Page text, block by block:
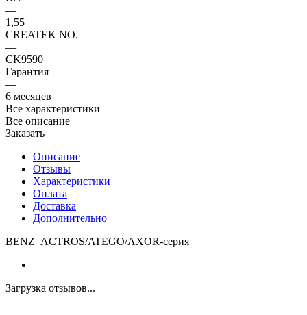
—
1,55
CREATEK NO.
—
CK9590
Гарантия
—
6 месяцев
Все характеристики
Все описание
Заказать
Описание
Отзывы
Характеристики
Оплата
Доставка
Дополнительно
BENZ ACTROS/ATEGO/AXOR-серия
Загрузка отзывов...